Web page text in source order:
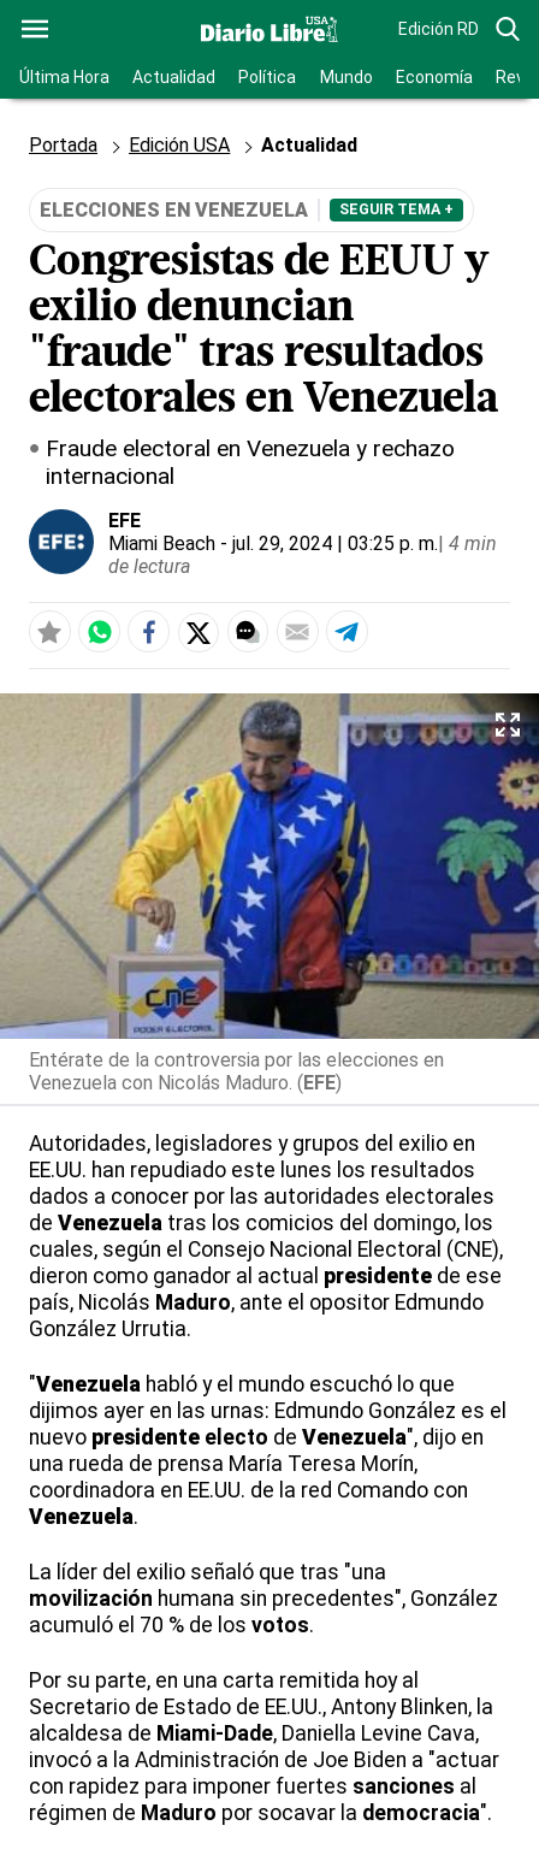
Edición RD
Última Hora Actualidad Política Mundo Economía
Portada Edición USA Actualidad
ELECCIONES EN VENEZUELA SEGUIR TEMA +
Congresistas de EEUU y
exilio denuncian
"fraude" tras resultados
electorales en Venezuela
Fraude electoral en Venezuela y rechazo
internacional
EFE
Miami Beach - jul. 29, 2024 | 03:25 p. m.| 4 min
de lectura
Entérate de la controversia por las elecciones en
Venezuela con Nicolás Maduro. (EFE)
Autoridades, legisladores y grupos del exilio en
EE.UU. han repudiado este lunes los resultados
dados a conocer por las autoridades electorales
de Venezuela tras los comicios del domingo, los
cuales, según el Consejo Nacional Electoral (CNE),
dieron como ganador al actual presidente de ese
país, Nicolás Maduro, ante el opositor Edmundo
González Urrutia.
"Venezuela habló y el mundo escuchó lo que
dijimos ayer en las urnas: Edmundo González es el
nuevo presidente electo de Venezuela", dijo en
una rueda de prensa María Teresa Morín,
coordinadora en EE.UU. de la red Comando con
Venezuela.
La líder del exilio señaló que tras "una
movilización humana sin precedentes", González
acumuló el 70 % de los votos.
Por su parte, en una carta remitida hoy al
Secretario de Estado de EE.UU., Antony Blinken, la
alcaldesa de Miami-Dade, Daniella Levine Cava,
invocó a la Administración de Joe Biden a "actuar
con rapidez para imponer fuertes sanciones al
régimen de Maduro por socavar la democracia".